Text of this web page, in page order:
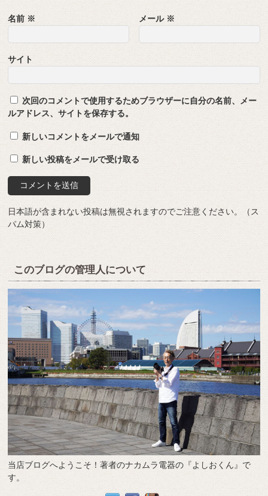
名前 ※ メール ※
サイト
次回のコメントで使用するためブラウザーに自分の名前、メー
ルアドレス、サイトを保存する。
新しいコメントをメールで通知
新しい投稿をメールで受け取る
日本語が含まれない投稿は無視されますのでご注意ください。（ス
パム対策）
このブログの管理人について
当店ブログへようこそ！著者のナカムラ電器の『よしおくん』で
す。